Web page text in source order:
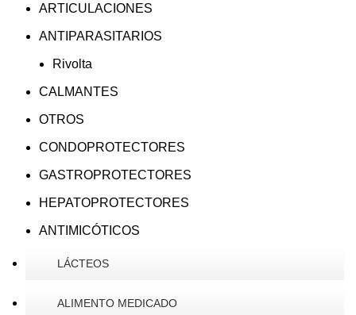
ARTICULACIONES
ANTIPARASITARIOS
Rivolta
CALMANTES
OTROS
CONDOPROTECTORES
GASTROPROTECTORES
HEPATOPROTECTORES
ANTIMICÓTICOS
LÁCTEOS
ALIMENTO MEDICADO